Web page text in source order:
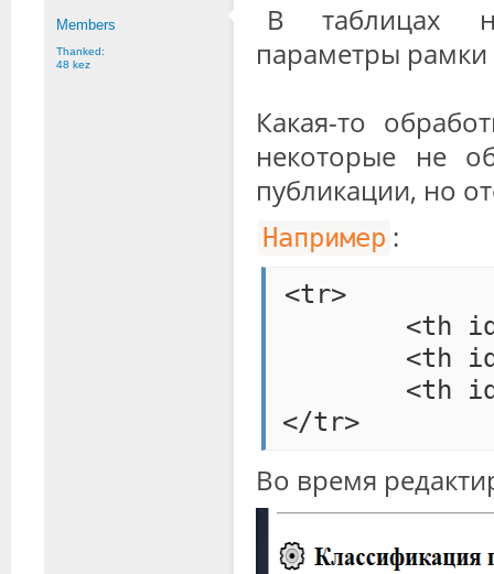
Members
Thanked:
48 kez
В таблицах
параметры рамки
Какая-то
некоторые не
публикации, но
Например :
<tr>
</tr>
Во время